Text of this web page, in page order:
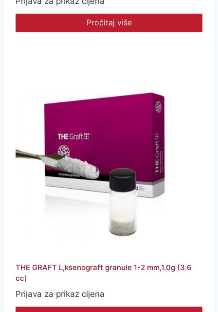
Pročitaj više
THE GRAFT L,ksenograft granule 1-2 mm,1.0g (3.6
cc)
Prijava za prikaz cijena